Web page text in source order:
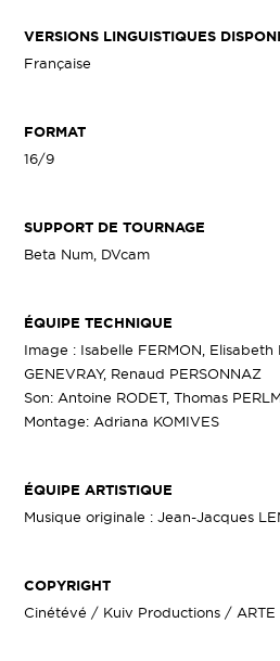
VERSIONS LINGUISTIQUES
Française
FORMAT
16/9
SUPPORT DE TOURNAGE
Beta Num, DVcam
ÉQUIPE TECHNIQUE
Image : Isabelle FERMON, Elisabeth
GENEVRAY, Renaud PERSONNAZ
Son: Antoine RODET, Thomas
Montage: Adriana KOMIVES
ÉQUIPE ARTISTIQUE
Musique originale : Jean-Jacques
COPYRIGHT
Cinétévé / Kuiv Productions /